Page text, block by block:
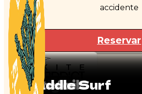
accidente
Reservar
Wingskate
Wakefoil
Wingfoil
Kitesurf
Kitefoil
Paddle Surf